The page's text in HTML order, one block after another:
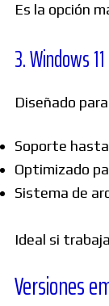
Es la opción
3. Windows
Diseñado
Soporte
Optimizado
Sistema de
Ideal si
Versiones